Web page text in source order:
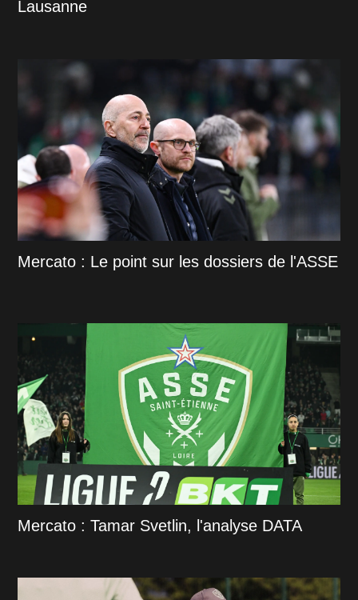
Lausanne
Mercato : Le point sur les dossiers de l'ASSE
Mercato : Tamar Svetlin, l'analyse DATA